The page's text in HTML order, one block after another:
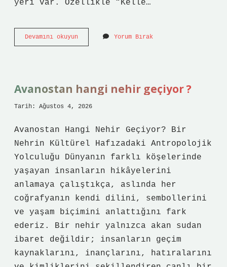
yeri var. Özellikle “Kelle…
Devamını okuyunKelle
paça
pişer
Yorum Bırak
Avanostan hangi nehir geçiyor ?
Tarih: Ağustos 4, 2026
Avanostan Hangi Nehir Geçiyor? Bir
Nehrin Kültürel Hafızadaki Antropolojik
Yolculuğu Dünyanın farklı köşelerinde
yaşayan insanların hikâyelerini
anlamaya çalıştıkça, aslında her
coğrafyanın kendi dilini, sembollerini
ve yaşam biçimini anlattığını fark
ederiz. Bir nehir yalnızca akan sudan
ibaret değildir; insanların geçim
kaynaklarını, inançlarını, hatıralarını